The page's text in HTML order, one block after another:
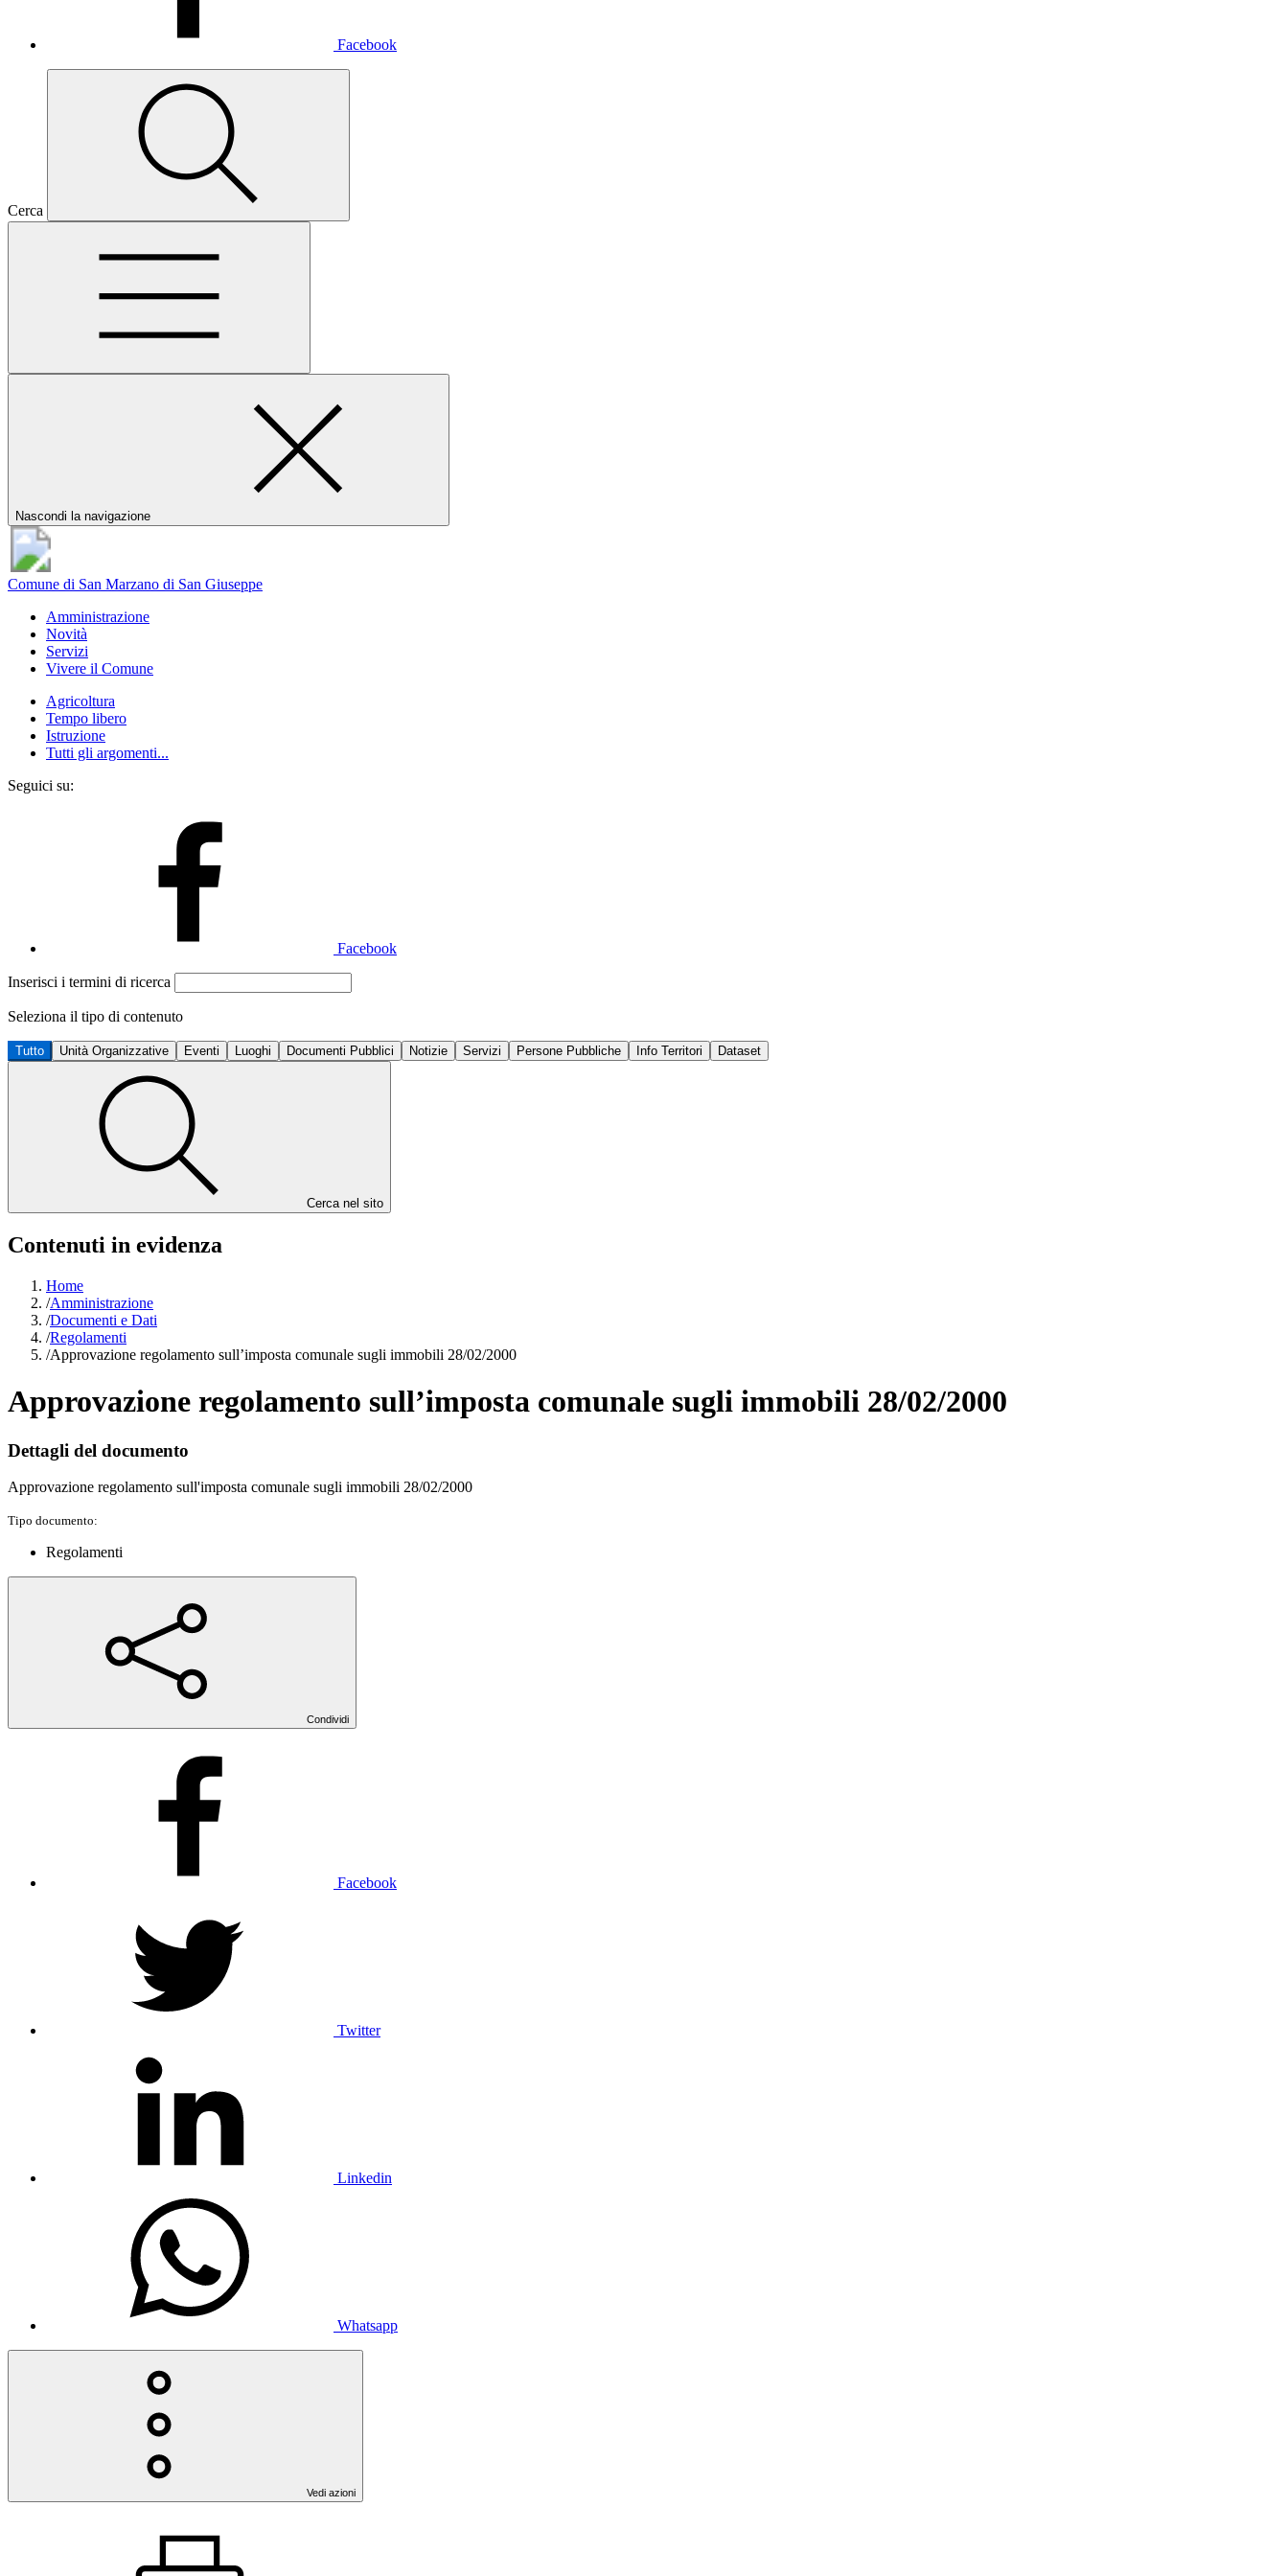
Facebook
Cerca
Nascondi la navigazione
Comune di San Marzano di San Giuseppe
Amministrazione
Novità
Servizi
Vivere il Comune
Agricoltura
Tempo libero
Istruzione
Tutti gli argomenti...
Seguici su:
Facebook
Inserisci i termini di ricerca
Seleziona il tipo di contenuto
Tutto Unità Organizzative Eventi Luoghi Documenti Pubblici Notizie Servizi Persone Pubbliche Info Territori Dataset
Cerca nel sito
Contenuti in evidenza
Home
/Amministrazione
/Documenti e Dati
/Regolamenti
/Approvazione regolamento sull’imposta comunale sugli immobili 28/02/2000
Approvazione regolamento sull’imposta comunale sugli immobili 28/02/2000
Dettagli del documento
Approvazione regolamento sull'imposta comunale sugli immobili 28/02/2000
Tipo documento:
Regolamenti
Condividi
Facebook
Twitter
Linkedin
Whatsapp
Vedi azioni